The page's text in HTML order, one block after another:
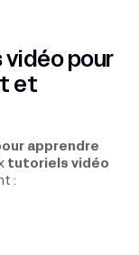
vidéo pour
et
apprendre
tutoriels vidéo
: